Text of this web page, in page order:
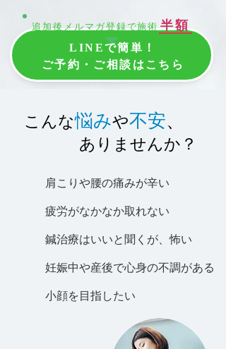
追加後メルマガ登録で施術 半額
LINEで簡単！
ご予約・ご相談はこちら
こんな悩みや不安、
ありませんか？
肩こりや腰の痛みが辛い
疲労がなかなか取れない
​鍼治療はいいと聞くが、怖い
妊娠中や産後で心身の不調がある
小顔を目指したい